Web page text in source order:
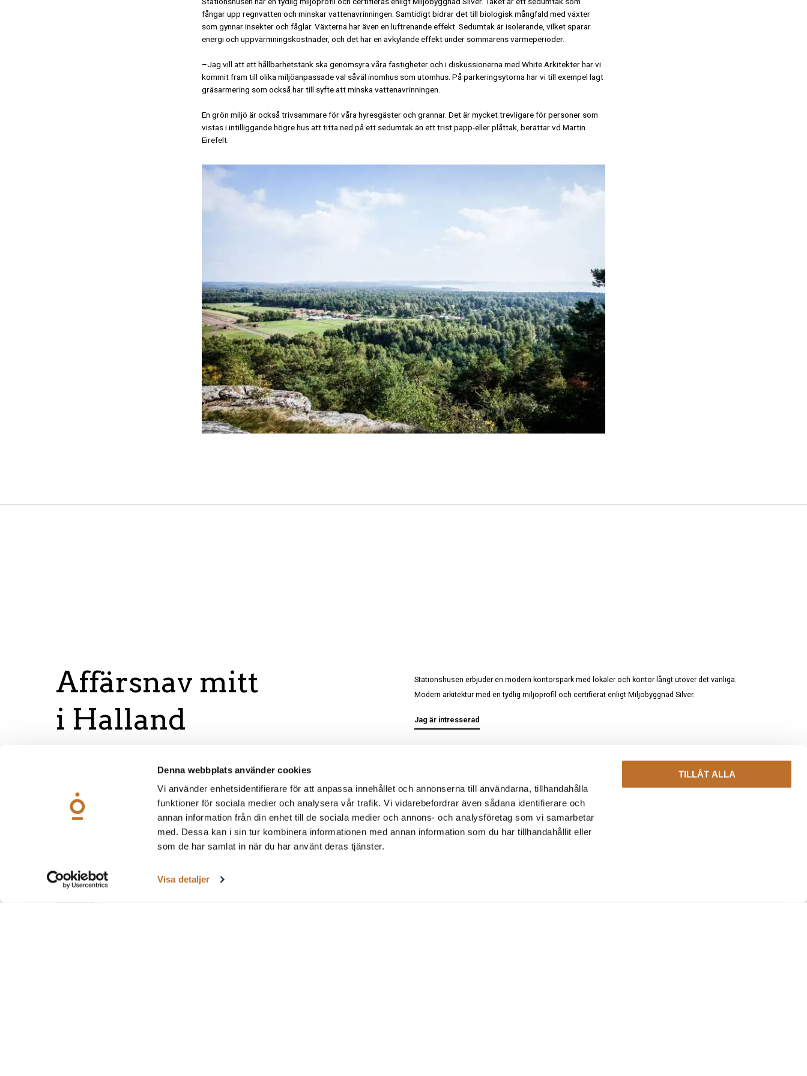
Denna webbplats använder cookies
Vi använder enhetsidentifierare för att anpassa innehållet och annonserna till användarna, tillhandahålla
funktioner för sociala medier och analysera vår trafik. Vi vidarebefordrar även sådana identifierare och
annan information från din enhet till de sociala medier och annons- och analysföretag som vi samarbetar
med. Dessa kan i sin tur kombinera informationen med annan information som du har tillhandahållit eller
som de har samlat in när du har använt deras tjänster.
Visa detaljer
TILLÅT ALLA
fångar upp regnvatten och minskar vattenavrinningen. Samtidigt bidrar det till biologisk mångfald med växter
som gynnar insekter och fåglar. Växterna har även en luftrenande effekt. Sedumtak är isolerande, vilket sparar
energi och uppvärmningskostnader, och det har en avkylande effekt under sommarens värmeperioder.
–Jag vill att ett hållbarhetstänk ska genomsyra våra fastigheter och i diskussionerna med White Arkitekter har vi
kommit fram till olika miljöanpassade val såväl inomhus som utomhus. På parkeringsytorna har vi till exempel lagt
gräsarmering som också har till syfte att minska vattenavrinningen.
En grön miljö är också trivsammare för våra hyresgäster och grannar. Det är mycket trevligare för personer som
vistas i intilliggande högre hus att titta ned på ett sedumtak än ett trist papp-eller plåttak, berättar vd Martin
Eirefelt.
Affärsnav mitt
i Halland
Stationshusen erbjuder en modern kontorspark med lokaler och kontor långt utöver det vanliga.
Modern arkitektur med en tydlig miljöprofil och certifierat enligt Miljöbyggnad Silver.
Jag är intresserad
Stationshusen
Violinvägen 1